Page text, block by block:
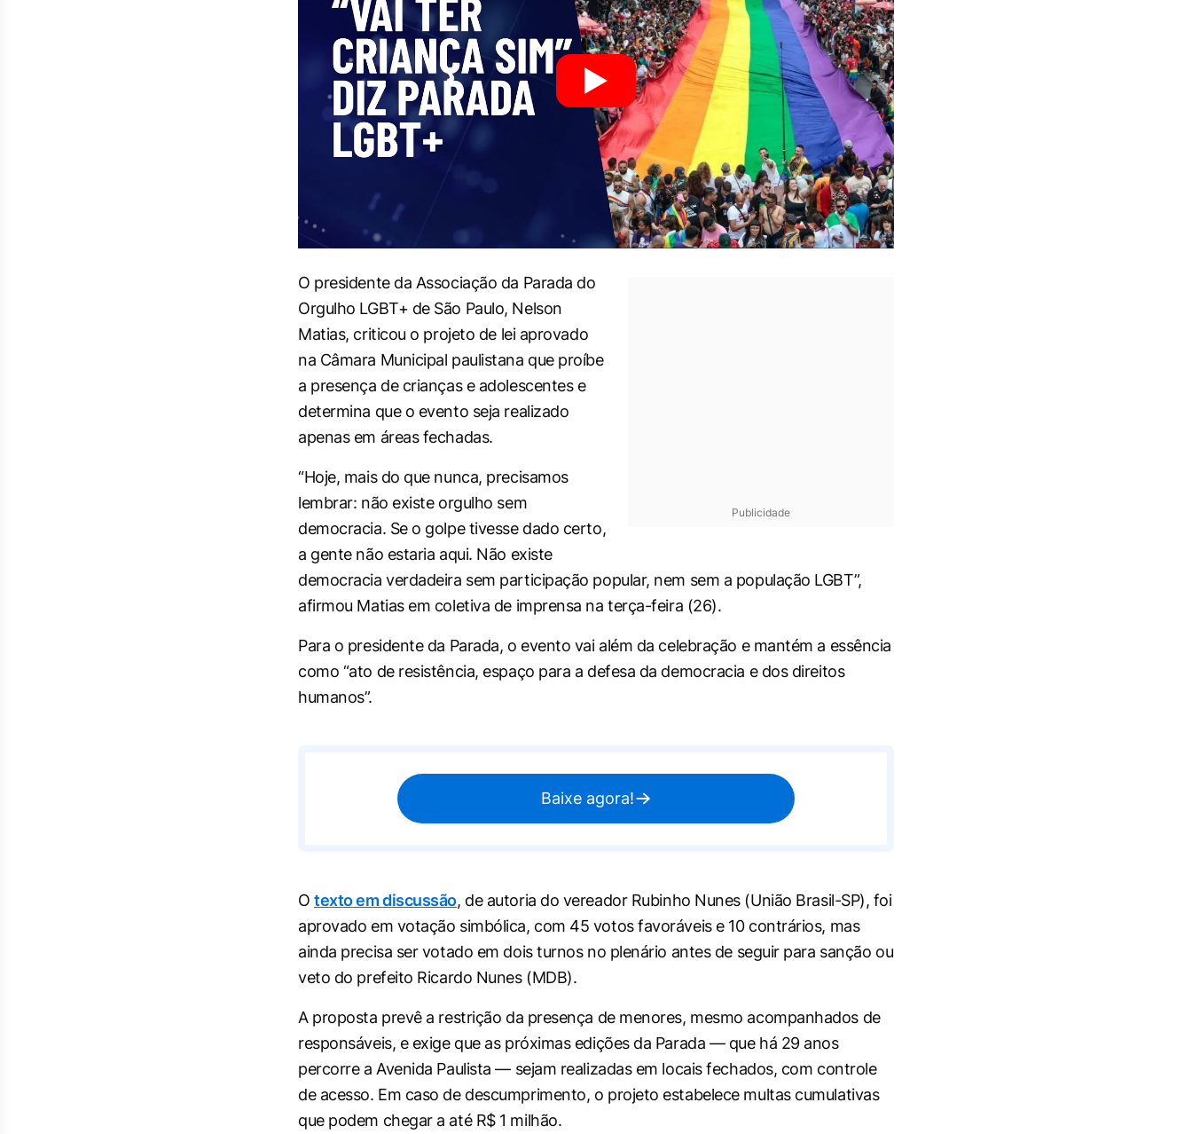
Publicidade
O presidente da Associação da Parada do
Orgulho LGBT+ de São Paulo, Nelson
Matias, criticou o projeto de lei aprovado
na Câmara Municipal paulistana que proíbe
a presença de crianças e adolescentes e
determina que o evento seja realizado
apenas em áreas fechadas.
“Hoje, mais do que nunca, precisamos
lembrar: não existe orgulho sem
democracia. Se o golpe tivesse dado certo,
a gente não estaria aqui. Não existe
democracia verdadeira sem participação popular, nem sem a população LGBT”,
afirmou Matias em coletiva de imprensa na terça-feira (26).
Para o presidente da Parada, o evento vai além da celebração e mantém a essência
como “ato de resistência, espaço para a defesa da democracia e dos direitos
humanos”.
Baixe agora!
Otexto em discussão, de autoria do vereador Rubinho Nunes (União Brasil-SP), foi
aprovado em votação simbólica, com 45 votos favoráveis e 10 contrários, mas
ainda precisa ser votado em dois turnos no plenário antes de seguir para sanção ou
veto do prefeito Ricardo Nunes (MDB).
A proposta prevê a restrição da presença de menores, mesmo acompanhados de
responsáveis, e exige que as próximas edições da Parada — que há 29 anos
percorre a Avenida Paulista — sejam realizadas em locais fechados, com controle
de acesso. Em caso de descumprimento, o projeto estabelece multas cumulativas
que podem chegar a até R$ 1 milhão.